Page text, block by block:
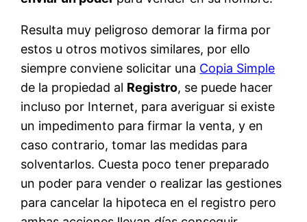
Resulta muy peligroso demorar la firma por
estos u otros motivos similares, por ello
siempre conviene solicitar una Copia Simple
de la propiedad al Registro, se puede hacer
incluso por Internet, para averiguar si existe
un impedimento para firmar la venta, y en
caso contrario, tomar las medidas para
solventarlos. Cuesta poco tener preparado
un poder para vender o realizar las gestiones
para cancelar la hipoteca en el registro pero